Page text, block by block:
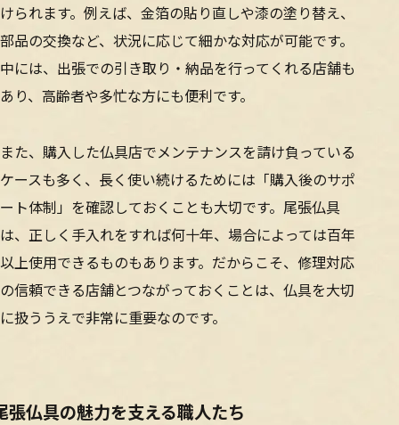
けられます。例えば、金箔の貼り直しや漆の塗り替え、
部品の交換など、状況に応じて細かな対応が可能です。
中には、出張での引き取り・納品を行ってくれる店舗も
あり、高齢者や多忙な方にも便利です。
また、購入した仏具店でメンテナンスを請け負っている
ケースも多く、長く使い続けるためには「購入後のサポ
ート体制」を確認しておくことも大切です。尾張仏具
は、正しく手入れをすれば何十年、場合によっては百年
以上使用できるものもあります。だからこそ、修理対応
の信頼できる店舗とつながっておくことは、仏具を大切
に扱ううえで非常に重要なのです。
張仏具の魅力を支える職人たち